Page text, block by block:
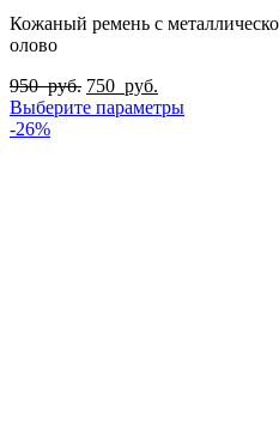
Кожаный ремень с
олово
950руб. 750 руб.
Выберите параметры
-26%